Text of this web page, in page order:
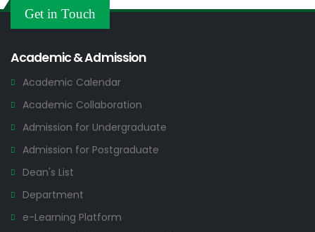
2026
Others
Get in Touch
Academic & Admission
Academic Calendar
Academic Collaboration
Admission for Undergraduate
Admission for Postgraduate
Dean's List
Department
e-Learning Platform